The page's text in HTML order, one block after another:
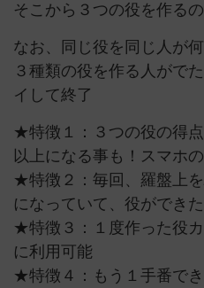
そこから３つの役を作る
なお、同じ役を同じ人が
３種類の役を作る人がで
イして終了
★特徴１：３つの役の得
以上になる事も！スマホ
★特徴２：毎回、羅盤上
になっていて、役ができ
★特徴３：１度作った役
に利用可能
★特徴４：もう１手番で